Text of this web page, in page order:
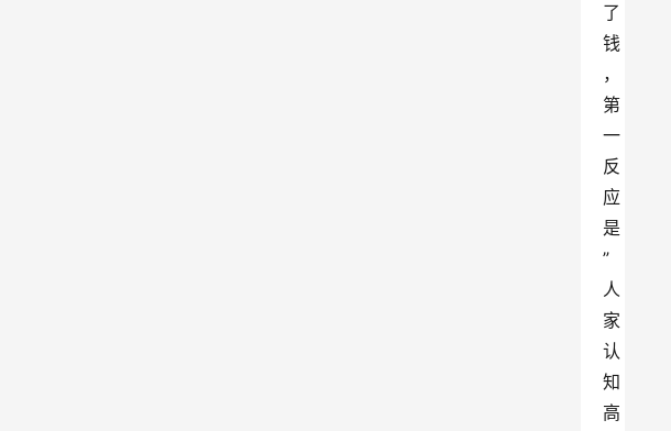
了
钱
，
第
一
反
应
是
”
人
家
认
知
高